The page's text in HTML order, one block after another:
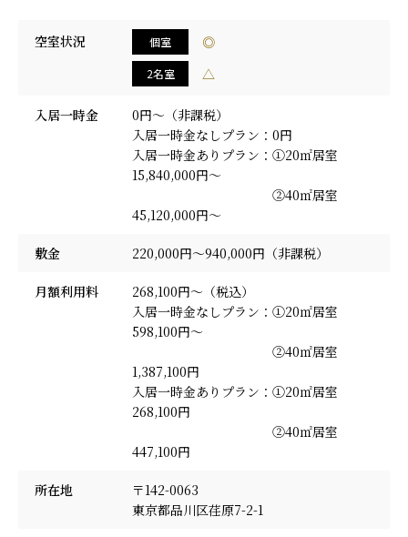
空室状況 個室 ◎
2名室 △
入居一時金
0円～（非課税）
入居一時金なしプラン：0円
入居一時金ありプラン：①20㎡居室
15,840,000円～
②40㎡居室
45,120,000円～
敷金 220,000円～940,000円（非課税）
月額利用料
268,100円～（税込）
入居一時金なしプラン：①20㎡居室
598,100円～
②40㎡居室
1,387,100円
入居一時金ありプラン：①20㎡居室
268,100円
②40㎡居室
447,100円
所在地
〒142-0063
東京都品川区荏原7-2-1